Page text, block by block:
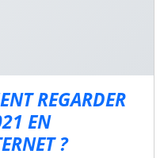
REGARDER
EN
?